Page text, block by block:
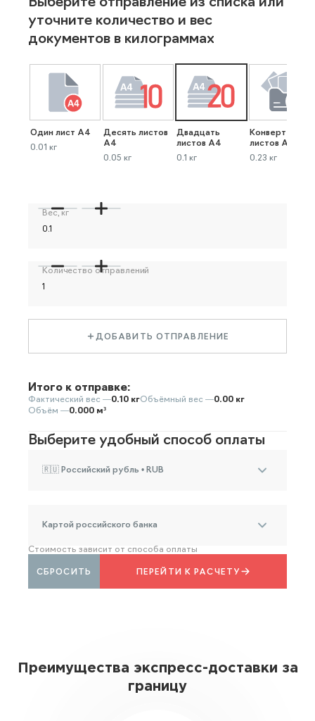
Выберите отправление из списка или
уточните количество и вес
документов в килограммах
Один лист А4
0.01 кг
Десять листов
А4
0.05 кг
Двадцать
листов А4
0.1 кг
Конверт до 40
листов А4
0.23 кг
Вес, кг
Количество отправлений
ДОБАВИТЬ ОТПРАВЛЕНИЕ
Итого к отправке:
Фактический вес —0.10 кгОбъёмный вес —0.00 кг
Объём —0.000 м³
Выберите удобный способ оплаты
🇷🇺 Российский рубль • RUB
Картой российского банка
Стоимость зависит от способа оплаты
ПЕРЕЙТИ К РАСЧЕТУ
СБРОСИТЬ
Преимущества экспресс-доставки за
границу